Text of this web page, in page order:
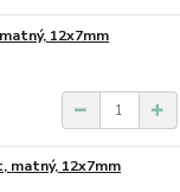
12x7mm
matný, 12x7mm